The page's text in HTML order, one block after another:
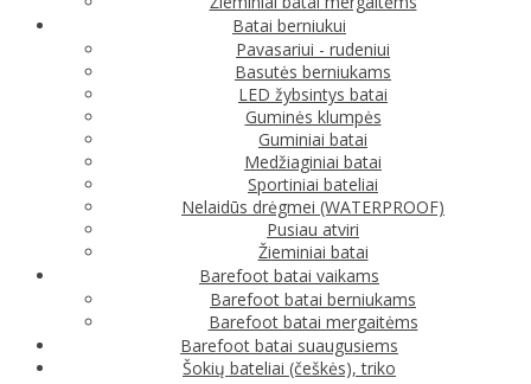
Batai berniukui
Pavasariui - rudeniui
Basutės berniukams
LED žybsintys batai
Guminės klumpės
Guminiai batai
Medžiaginiai batai
Sportiniai bateliai
Nelaidūs drėgmei (WATERPROOF)
Pusiau atviri
Žieminiai batai
Barefoot batai vaikams
Barefoot batai berniukams
Barefoot batai mergaitėms
Barefoot batai suaugusiems
Šokių bateliai (češkės), triko